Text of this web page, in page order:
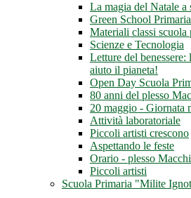
La magia del Natale a
Green School
Materiali classi
Scienze e Tecnologia
Letture del
aiuto il pianeta!
Open Day Scuola
80 anni del plesso
20 maggio - Giornata
Attività laboratoriale
Piccoli artisti crescono
Aspettando le feste
Orario - plesso Macchi
Piccoli artisti
Scuola Primaria "Milite